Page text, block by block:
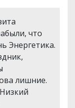
что
Энергетика.
лишние.